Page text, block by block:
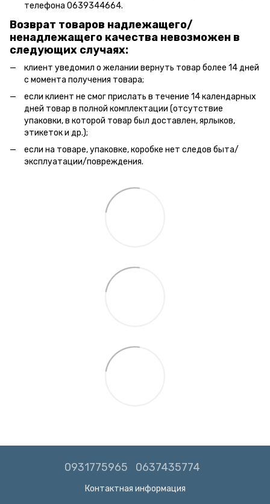
телефона 0639344664.
Возврат товаров надлежащего/
ненадлежащего качества невозможен в
следующих случаях:
клиент уведомил о желании вернуть товар более 14 дней
с момента получения товара;
если клиент не смог прислать в течение 14 календарных
дней товар в полной комплектации (отсутствие
упаковки, в которой товар был доставлен, ярлыков,
этикеток и др.);
если на товаре, упаковке, коробке нет следов быта/
эксплуатации/повреждения.
0931775965 0637435774
Контактная информация